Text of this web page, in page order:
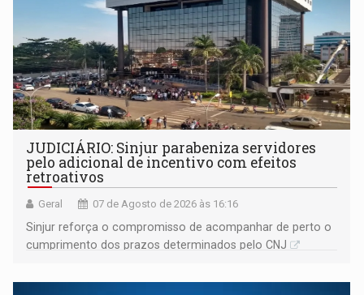
JUDICIÁRIO: Sinjur parabeniza servidores
pelo adicional de incentivo com efeitos
retroativos
Geral 07 de Agosto de 2026 às 16:16
Sinjur reforça o compromisso de acompanhar de perto o
cumprimento dos prazos determinados pelo CNJ